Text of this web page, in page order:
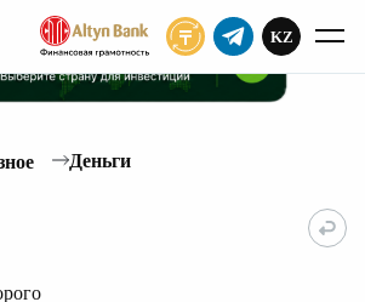
KZ
Деньги